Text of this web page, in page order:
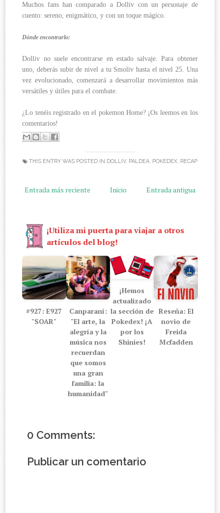
Muchos fans han comparado a Dolliv con un personaje de
cuento: sereno, enigmático, y con un toque mágico.
Dónde encontrarlo:
Dolliv no suele encontrarse en estado salvaje. Para obtener
uno, deberás subir de nivel a tu Smoliv hasta el nivel 25. Una
vez evolucionado, comenzará a desarrollar movimientos más
versátiles y útiles para el combate.
¿Lo tenéis registrado en el pokemon Home? ¡Os leemos en los
comentarios!
THIS ENTRY WAS POSTED IN DOLLIV, PALDEA POKEDEX RECAP
Entrada más reciente Entrada antigua
Inicio
¡Utiliza mi puerta para viajar a otros
artículos del blog!
#927: E927
"SOAR"
Canparaní:
"El arte, la
alegría y la
música nos
recuerdan
que somos
una gran
familia: la
humanidad"
¡Hemos
actualizado
la sección de
Pokedex! ¡A
por los
Shinies!
Reseña: El
novio de
Freida
Mcfadden
0 Comments:
Publicar un comentario